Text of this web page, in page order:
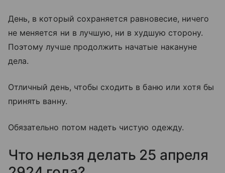
День, в который сохраняется равновесие, ничего
не меняется ни в лучшую, ни в худшую сторону.
Поэтому лучше продолжить начатые накануне
дела.
Отличный день, чтобы сходить в баню или хотя бы
принять ванну.
Обязательно потом надеть чистую одежду.
Что нельзя делать 25 апреля